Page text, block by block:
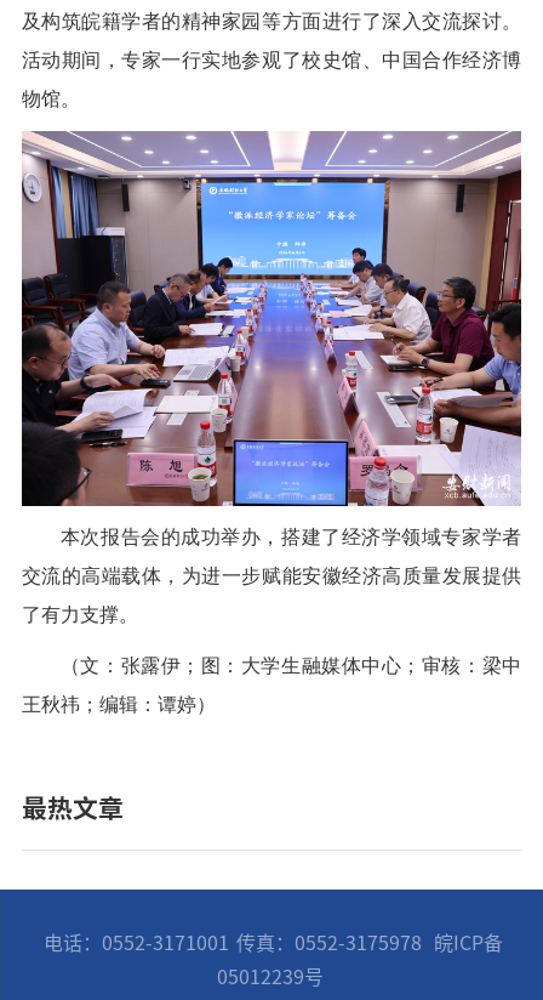
及构筑皖籍学者的精神家园等方面进行了深入交流探讨。
活动期间，专家一行实地参观了校史馆、中国合作经济博
物馆。
本次报告会的成功举办，搭建了经济学领域专家学者
交流的高端载体，为进一步赋能安徽经济高质量发展提供
了有力支撑。
（文：张露伊；图：大学生融媒体中心；审核：梁中
王秋祎；编辑：谭婷）
最热文章
电话：0552-3171001 传真：0552-3175978
皖ICP备
05012239号